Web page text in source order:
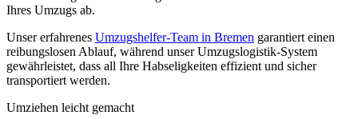
Ihres Umzugs ab.
Unser erfahrenes Umzugshelfer-Team in Bremen garantiert einen
reibungslosen Ablauf, während unser Umzugslogistik-System
gewährleistet, dass all Ihre Habseligkeiten effizient und sicher
transportiert werden.
Umziehen leicht gemacht